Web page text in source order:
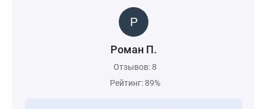
Роман П.
Отзывов: 8
Рейтинг: 89%